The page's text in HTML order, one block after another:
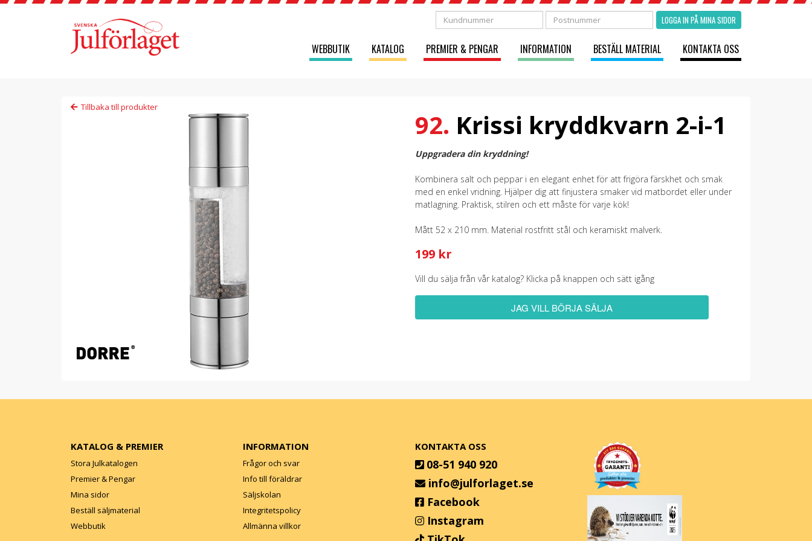
LOGGA IN PÅ MINA SIDOR
WEBBUTIK KATALOG PREMIER & PENGAR INFORMATION BESTÄLL MATERIAL KONTAKTA OSS
Tillbaka till produkter
92. Krissi kryddkvarn 2-i-1
Uppgradera din kryddning!
Kombinera salt och peppar i en elegant enhet för att frigöra färskhet och smak
med en enkel vridning. Hjälper dig att finjustera smaker vid matbordet eller under
matlagning. Praktisk, stilren och ett måste för varje kök!
Mått 52 x 210 mm. Material rostfritt stål och keramiskt malverk.
199 kr
Vill du sälja från vår katalog? Klicka på knappen och sätt igång
JAG VILL BÖRJA SÄLJA
KATALOG & PREMIER
Stora Julkatalogen
Premier & Pengar
Mina sidor
Beställ säljmaterial
Webbutik
INFORMATION
Frågor och svar
Info till föräldrar
Säljskolan
Integritetspolicy
Allmänna villkor
KONTAKTA OSS
08-51 940 920
info@julforlaget.se
Facebook
Instagram